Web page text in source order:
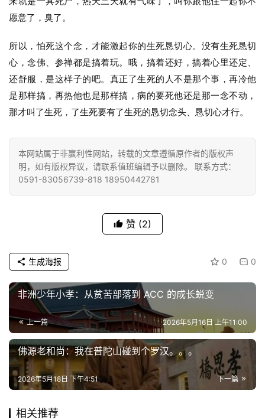
乐
菩
提
题
公
益
慈
善
人
物
寺
院
巡
礼
视
频
登录
愿意了，臭了。
所以，怕死这个念，才能激起你的生死恳切心。没有生死恳切
心，念佛、参禅都是搞着玩。哦，搞着还好，搞着心里还定、
还舒服，是这样子的吧。真正了生死的人不是那个事，再冷他
是那样搞，再热他也是那样搞，病的要死他还是那一念不动，
那才叫了生死，了生死要有了生死的恳切念头、恳切心才行。
本网站属于非赢利性网站，转载的文章遵循原作者的版权声
明，如有版权异议，请联系值班编辑予以删除。 联系方式：
0591-83056739-818 18950442781
赞 (2)
0 0
生成海报
非洲少年小孝：从贫苦部落到 ACC 的成长蜕变
上一篇 2026年5月16日 上午11:00
佛源老和尚：我在普陀山碰到个罗汉。。。
下一篇
2026年5月18日 下午4:51
相关推荐